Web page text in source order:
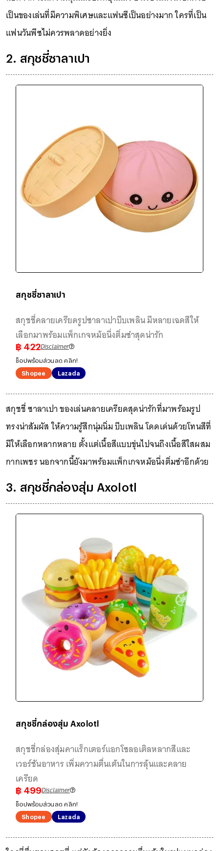
เป็นของเล่นที่มีความพิเศษและแฟนซีเป็นอย่างมาก ใครที่เป็น
แฟนวันพีซไม่ควรพลาดอย่างยิ่ง
2. สกุชชี่ซาลาเปา
สกุชชี่ซาลาเปา
สกุชชี่คลายเครียดรูปซาลาเปาบีบเพลิน มีหลายเฉดสีให้
เลือกมาพร้อมแพ็กเกจหม้อนึ่งติ่มซำสุดน่ารัก
฿ 422Disclaimer
ช็อปพร้อมส่วนลด คลิก!
Shopee
Lazada
สกุชชี่ ซาลาเปา ของเล่นคลายเครียดสุดน่ารักที่มาพร้อมรูป
ทรงน่าสัมผัส ให้ความรู้สึกนุ่มนิ่ม บีบเพลิน โดดเด่นด้วยโทนสีที่
มีให้เลือกหลากหลาย ตั้งแต่เนื้อสีแบบขุ่นไปจนถึงเนื้อสีใสผสม
กากเพชร นอกจากนี้ยังมาพร้อมแพ็กเกจหม้อนึ่งติ่มซำอีกด้วย
3. สกุชชี่กล่องสุ่ม Axolotl
สกุชชี่กล่องสุ่ม Axolotl
สกุชชี่กล่องสุ่มคาแร็กเตอร์แอกโซลอเติลหลากสีและ
เวอร์ชันอาหาร เพิ่มความตื่นเต้นในการลุ้นและคลาย
เครียด
฿ 499Disclaimer
ช็อปพร้อมส่วนลด คลิก!
Shopee
Lazada